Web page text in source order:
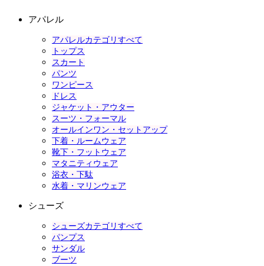
アパレル
アパレルカテゴリすべて
トップス
スカート
パンツ
ワンピース
ドレス
ジャケット・アウター
スーツ・フォーマル
オールインワン・セットアップ
下着・ルームウェア
靴下・フットウェア
マタニティウェア
浴衣・下駄
水着・マリンウェア
シューズ
シューズカテゴリすべて
パンプス
サンダル
ブーツ